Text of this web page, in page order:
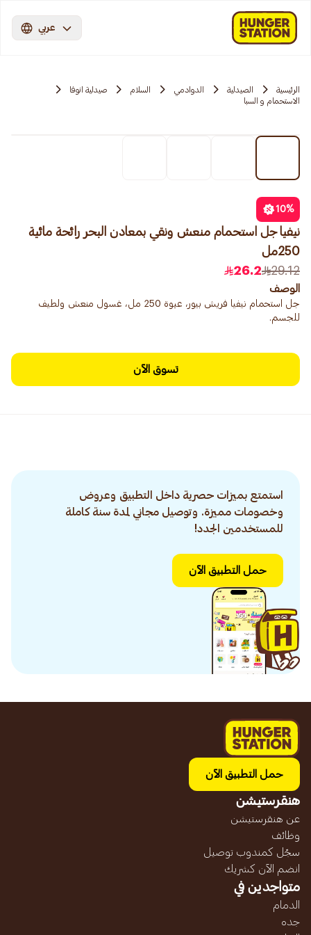
عربي
الرئيسية الصيدلية الدوادمي السلام
صيدلية انوفا
الاستحمام و السبا
10%
نيفيا جل استحمام منعش ونقي بمعادن البحر رائحة مائية
250مل
29.12
26.2
الوصف
جل استحمام نيفيا فريش بيور، عبوة 250 مل، غسول منعش ولطيف
للجسم.
تسوق الآن
استمتع بميزات حصرية داخل التطبيق وعروض
وخصومات مميزة. وتوصيل مجاني لمدة سنة كاملة
للمستخدمين الجدد!
حمل التطبيق الآن
حمل التطبيق الآن
هنقرستيشن
عن هنقرستيشن
وظائف
سجّل كمندوب توصيل
انضم الآن كشريك
متواجدين في
الدمام
جده